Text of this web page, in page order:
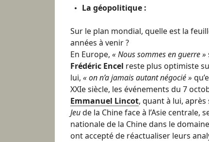
La géopolitique :
Sur le plan mondial, quelle est la
années à venir ?
En Europe, « Nous sommes en guerre »
Frédéric Encel reste plus optimiste
lui, « on n’a jamais autant négocié »
XXIe siècle, les événements du 7
Emmanuel Lincot, quant à lui,
Jeude la Chine face à l’Asie centrale,
nationale de la Chine dans le
ont accepté de réactualiser leurs